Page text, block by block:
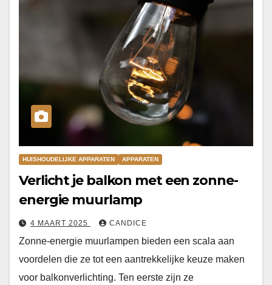
HUISHOUDELIJKE APPARATEN APPARATEN
Verlicht je balkon met een zonne-
energie muurlamp
4 MAART 2025 CANDICE
Zonne-energie muurlampen bieden een scala aan
voordelen die ze tot een aantrekkelijke keuze maken
voor balkonverlichting. Ten eerste zijn ze